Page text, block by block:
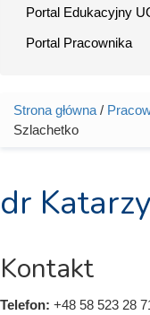
Portal Edukacyjny
Portal Pracownika
Jesteś tutaj
Strona główna /
Szlachetko
dr
Kontakt
Telefon: +48 58 523 28